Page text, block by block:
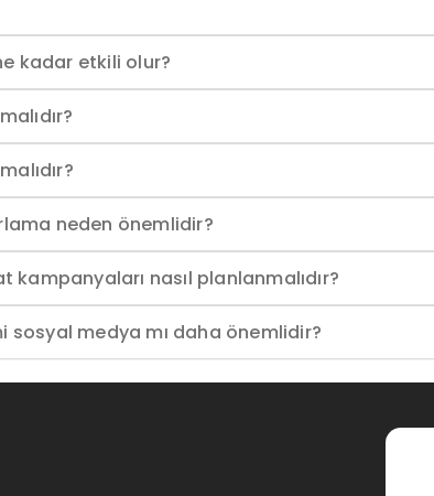
kadar etkili olur?
neden önemlidir?
kampanyaları nasıl planlanmalıdır?
sosyal medya mı daha önemlidir?